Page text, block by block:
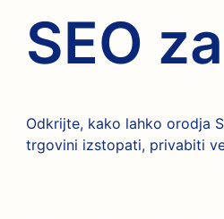
SEO
Odkrijte, kako lahko orodja
trgovini izstopati, privabiti